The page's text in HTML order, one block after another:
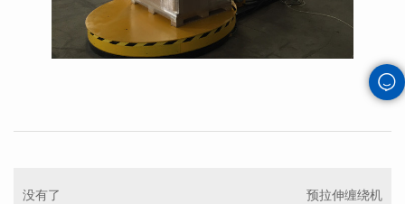
没有了 预拉伸缠绕机